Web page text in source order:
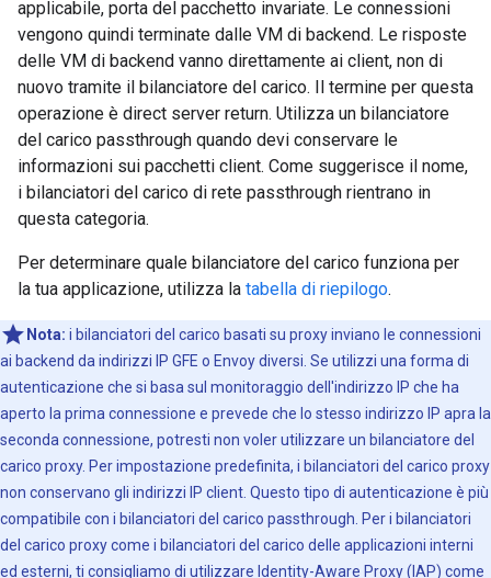
applicabile, porta del pacchetto invariate. Le connessioni
vengono quindi terminate dalle VM di backend. Le risposte
delle VM di backend vanno direttamente ai client, non di
nuovo tramite il bilanciatore del carico. Il termine per questa
operazione è direct server return. Utilizza un bilanciatore
del carico passthrough quando devi conservare le
informazioni sui pacchetti client. Come suggerisce il nome,
i bilanciatori del carico di rete passthrough rientrano in
questa categoria.
Per determinare quale bilanciatore del carico funziona per
la tua applicazione, utilizza la tabella di riepilogo.
Nota: i bilanciatori del carico basati su proxy inviano le connessioni
ai backend da indirizzi IP GFE o Envoy diversi. Se utilizzi una forma di
autenticazione che si basa sul monitoraggio dell'indirizzo IP che ha
aperto la prima connessione e prevede che lo stesso indirizzo IP apra la
seconda connessione, potresti non voler utilizzare un bilanciatore del
carico proxy. Per impostazione predefinita, i bilanciatori del carico proxy
non conservano gli indirizzi IP client. Questo tipo di autenticazione è più
compatibile con i bilanciatori del carico passthrough. Per i bilanciatori
del carico proxy come i bilanciatori del carico delle applicazioni interni
ed esterni, ti consigliamo di utilizzare Identity-Aware Proxy (IAP) come